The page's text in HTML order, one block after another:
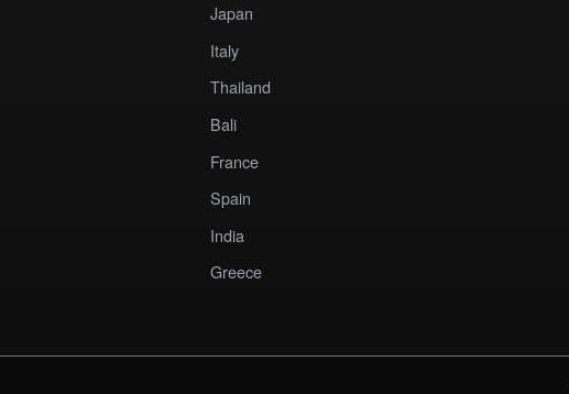
Japan
Italy
Thailand
Bali
France
Spain
India
Greece